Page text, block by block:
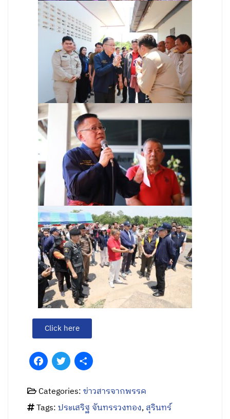
Click here
FacebookTwitter
Categories:ข่าวสารจากพรรค
Tags:ประเสริฐ จันทรรวงทอง,สุรินทร์